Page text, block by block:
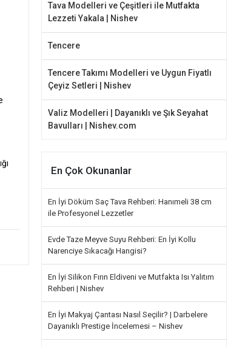
Tava Modelleri ve Çeşitleri ile Mutfakta
Lezzeti Yakala | Nishev
Tencere
Tencere Takımı Modelleri ve Uygun Fiyatlı
Çeyiz Setleri | Nishev
Valiz Modelleri | Dayanıklı ve Şık Seyahat
Bavulları | Nishev.com
En Çok Okunanlar
En İyi Döküm Saç Tava Rehberi: Hanımeli 38 cm
ile Profesyonel Lezzetler
Evde Taze Meyve Suyu Rehberi: En İyi Kollu
Narenciye Sıkacağı Hangisi?
En İyi Silikon Fırın Eldiveni ve Mutfakta Isı Yalıtım
Rehberi | Nishev
En İyi Makyaj Çantası Nasıl Seçilir? | Darbelere
Dayanıklı Prestige İncelemesi – Nishev